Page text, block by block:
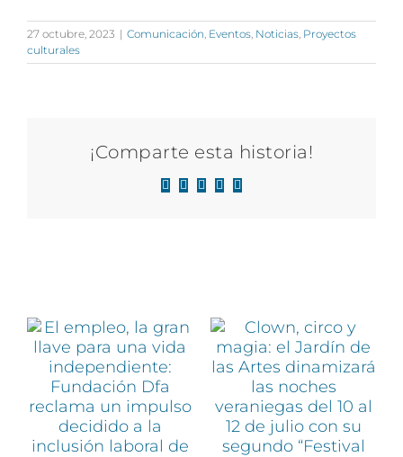
27 octubre, 2023 | Comunicación Eventos Noticias Proyectos
culturales
¡Comparte esta historia!
Facebook
X LinkedIn
WhatsApp
Correo